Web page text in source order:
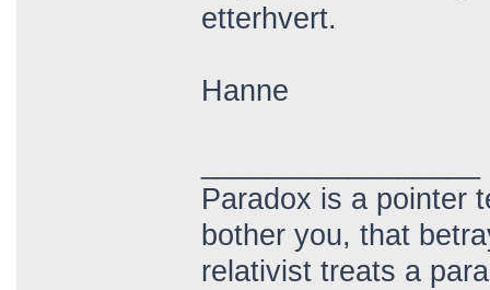
etterhvert.
Hanne
Paradox is a pointer
bother you, that
relativist treats a